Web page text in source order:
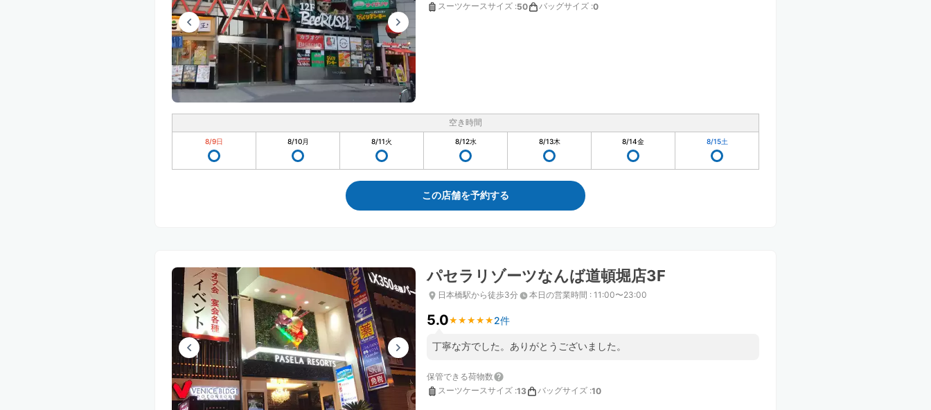
スーツケースサイズ :50 バッグサイズ :0
空き時間
8/9日 8/10月 8/11火 8/12水 8/13木 8/14金 8/15土
この店舗を予約する
パセラリゾーツなんば道頓堀店3F
日本橋駅から徒歩3分 本日の営業時間 : 11:00〜23:00
5.0★ ★ ★ ★ ★
★ ★ ★ ★ ★ 2件
丁寧な方でした。ありがとうございました。
保管できる荷物数
スーツケースサイズ :13 バッグサイズ :10